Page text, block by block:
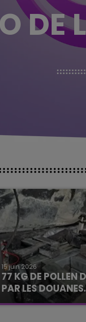
16h00 -
LE WEEK-END
DE
15 juin 2026
77 KG DE POLLEN
PAR LES DOUANES.